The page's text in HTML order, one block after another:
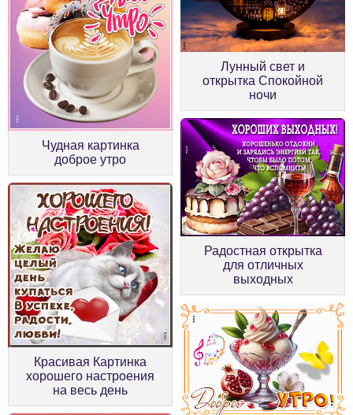
Чудная картинка
доброе утро
Лунный свет и
открытка Спокойной
ночи
Красивая Картинка
хорошего настроения
на весь день
Радостная открытка
для отличных
выходных